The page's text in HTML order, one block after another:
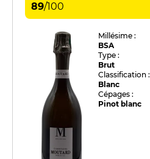
89/100
Millésime :
BSA
Type :
Brut
Classification :
Blanc
Cépages :
Pinot blanc